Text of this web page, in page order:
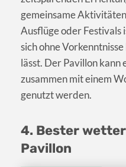
gemeinsame
Ausflüge oder Festivals
sich ohne
lässt. Der Pavillon
zusammen mit einem
genutzt werden.
4. Bester
Pavillon